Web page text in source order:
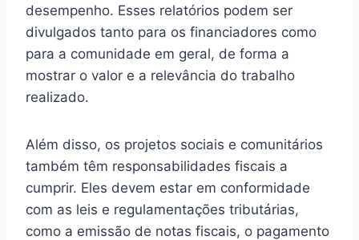
desempenho. Esses relatórios podem ser
divulgados tanto para os financiadores como
para a comunidade em geral, de forma a
mostrar o valor e a relevância do trabalho
realizado.
Além disso, os projetos sociais e comunitários
também têm responsabilidades fiscais a
cumprir. Eles devem estar em conformidade
com as leis e regulamentações tributárias,
como a emissão de notas fiscais, o pagamento